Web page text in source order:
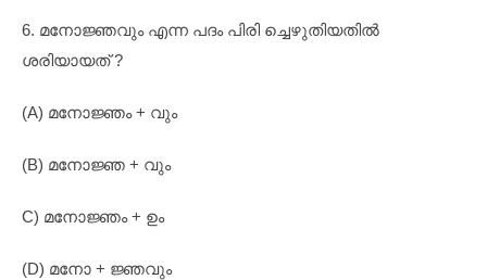
6. മനോജ്ഞവും എന്ന പദം പിരി ച്ചെഴുതിയതിൽ
ശരിയായത് ?
(A) മനോജ്ഞം + വും
(B) മനോജ്ഞ + വും
C) മനോജ്ഞം + ഉം
(D) മനോ + ജ്ഞവും